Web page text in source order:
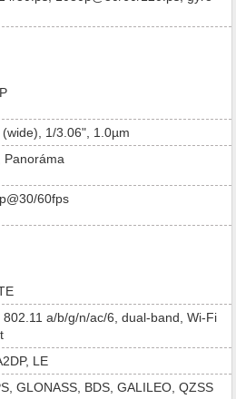
1/3.06", 1.0µm
Panoráma
60fps
802.11 a/b/g/n/ac/6, dual-band, Wi-Fi
LE
GLONASS, BDS, GALILEO, QZSS